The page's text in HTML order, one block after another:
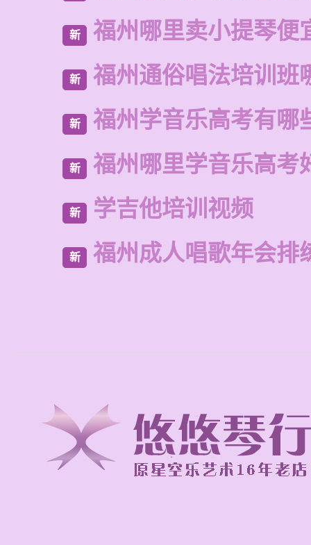
新 福州哪里卖小提琴便
新 福州通俗唱法培训班
新 福州学音乐高考有哪
新 福州哪里学音乐高考
新 学吉他培训视频
新 福州成人唱歌年会排